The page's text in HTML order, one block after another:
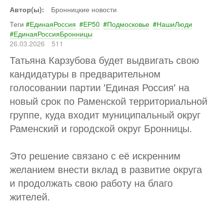
Автор(ы):
Бронницкие новости
Теги #ЕдинаяРоссия #ЕР50 #Подмосковье #НашиЛюди
#ЕдинаяРоссияБронницы
26.03.2026
511
Татьяна Карзубова будет выдвигать свою
кандидатуры в предварительном
голосовании партии 'Единая Россия' на
новый срок по Раменской территориальной
группе, куда входит муниципальный округ
Раменский и городской округ Бронницы.
Это решение связано с её искренним
желанием внести вклад в развитие округа
и продолжать свою работу на благо
жителей.